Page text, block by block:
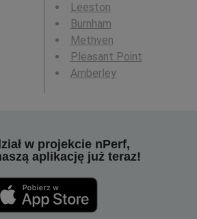
Leeston
Burnham
Methven
Pleasant Point
Amberley
w projekcie nPerf,
aplikację już teraz!